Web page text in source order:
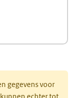
gegevens voor